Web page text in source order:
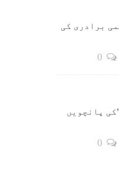
برادری کی
پانچویں